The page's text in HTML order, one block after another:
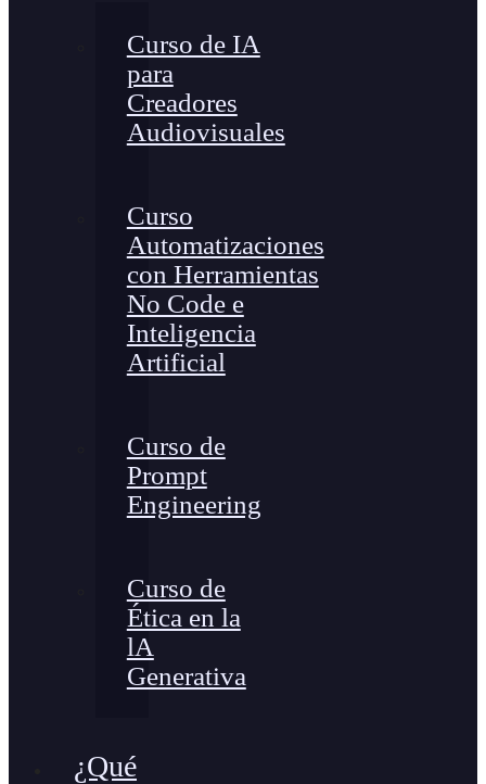
Curso de IA
para
Creadores
Audiovisuales
Curso
Automatizaciones
con Herramientas
No Code e
Inteligencia
Artificial
Curso de
Prompt
Engineering
Curso de
Ética en la
lA
Generativa
¿Qué